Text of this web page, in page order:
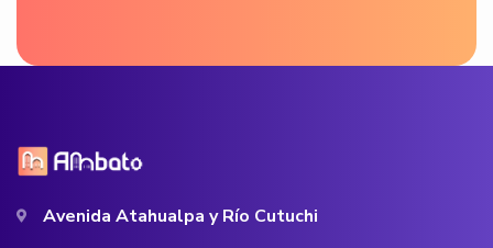
Avenida Atahualpa y Río Cutuchi